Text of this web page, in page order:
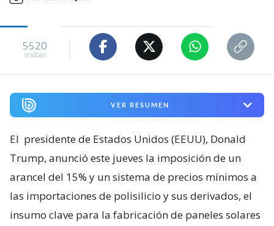
5520
visitas
VER RESUMEN
El presidente de Estados Unidos (EEUU), Donald
Trump, anunció este jueves la imposición de un
arancel del 15% y un sistema de precios mínimos a
las importaciones de polisilicio y sus derivados, el
insumo clave para la fabricación de paneles solares